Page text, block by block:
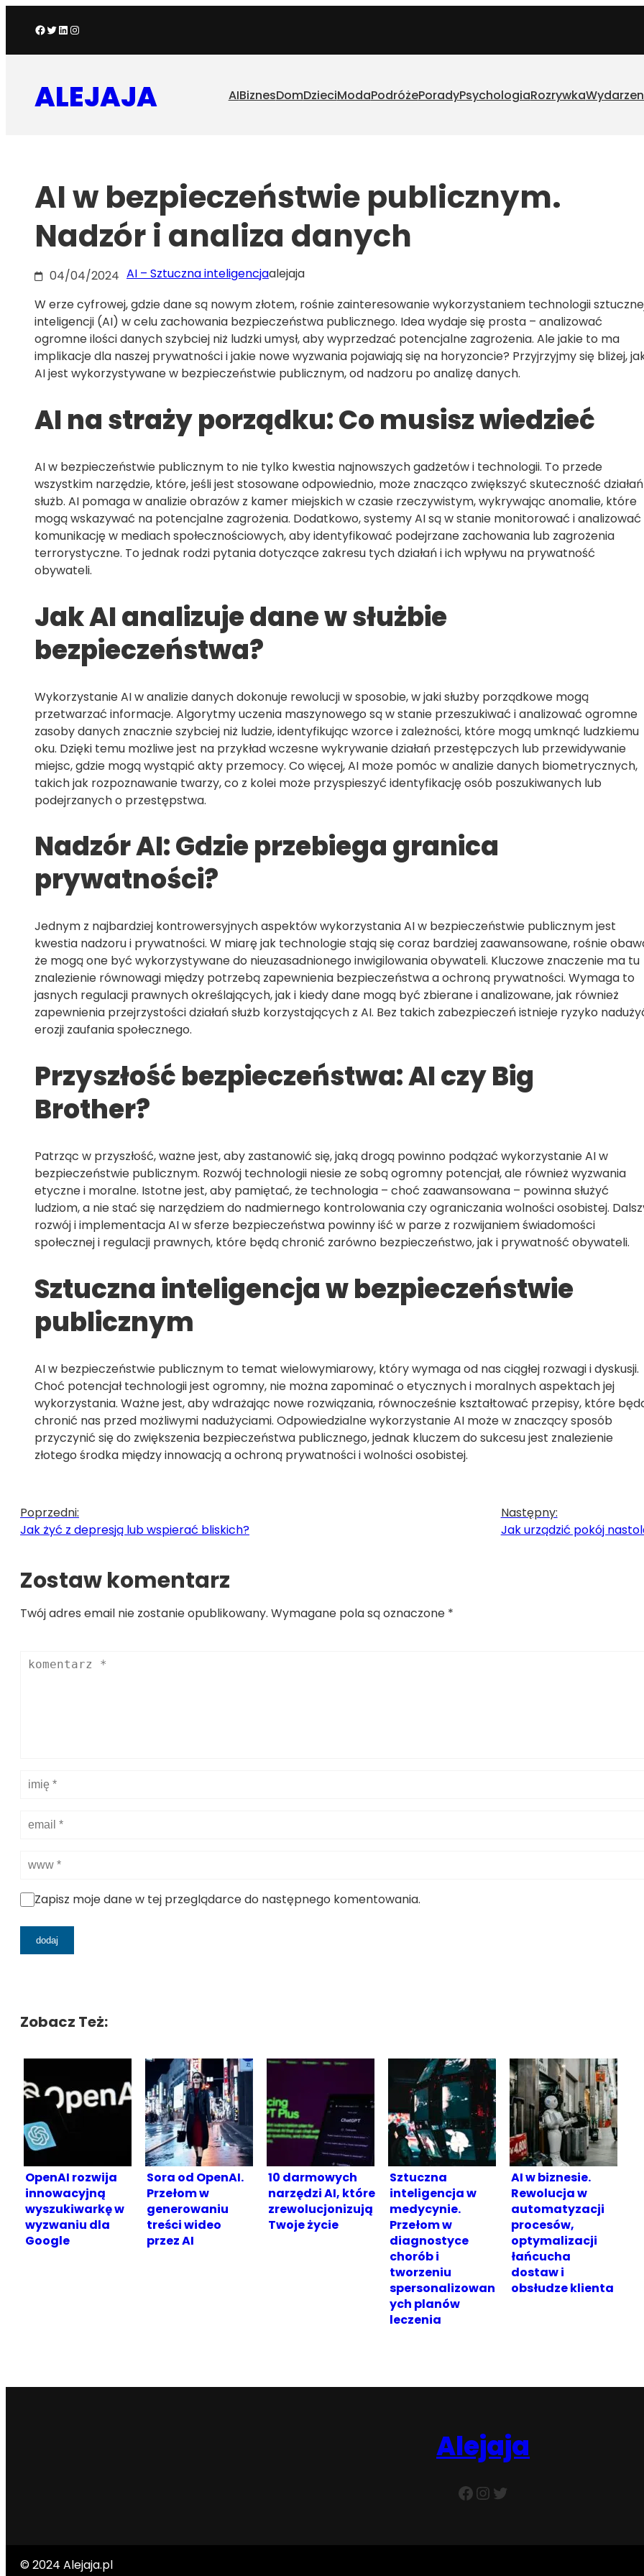
Facebook
Twitter
LinkedIn
Instagram
ALEJAJA AIBiznesDomDzieciModaPodróżePoradyPsychologiaRozrywka
AI w bezpieczeństwie publicznym.
Nadzór i analiza danych
04/04/2024 AI – Sztuczna inteligencjaalejaja
W erze cyfrowej, gdzie dane są nowym złotem, rośnie zainteresowanie wykorzystaniem technologii
inteligencji (AI) w celu zachowania bezpieczeństwa publicznego. Idea wydaje się prosta – analizować
ogromne ilości danych szybciej niż ludzki umysł, aby wyprzedzać potencjalne zagrożenia. Ale jakie to ma
implikacje dla naszej prywatności i jakie nowe wyzwania pojawiają się na horyzoncie? Przyjrzyjmy się bliżej,
AI jest wykorzystywane w bezpieczeństwie publicznym, od nadzoru po analizę danych.
AI na straży porządku: Co musisz wiedzieć
AI w bezpieczeństwie publicznym to nie tylko kwestia najnowszych gadżetów i technologii. To przede
wszystkim narzędzie, które, jeśli jest stosowane odpowiednio, może znacząco zwiększyć skuteczność działań
służb. AI pomaga w analizie obrazów z kamer miejskich w czasie rzeczywistym, wykrywając anomalie, które
mogą wskazywać na potencjalne zagrożenia. Dodatkowo, systemy AI są w stanie monitorować i analizować
komunikację w mediach społecznościowych, aby identyfikować podejrzane zachowania lub zagrożenia
terrorystyczne. To jednak rodzi pytania dotyczące zakresu tych działań i ich wpływu na prywatność
obywateli.
Jak AI analizuje dane w służbie
bezpieczeństwa?
Wykorzystanie AI w analizie danych dokonuje rewolucji w sposobie, w jaki służby porządkowe mogą
przetwarzać informacje. Algorytmy uczenia maszynowego są w stanie przeszukiwać i analizować ogromne
zasoby danych znacznie szybciej niż ludzie, identyfikując wzorce i zależności, które mogą umknąć ludzkiemu
oku. Dzięki temu możliwe jest na przykład wczesne wykrywanie działań przestępczych lub przewidywanie
miejsc, gdzie mogą wystąpić akty przemocy. Co więcej, AI może pomóc w analizie danych biometrycznych,
takich jak rozpoznawanie twarzy, co z kolei może przyspieszyć identyfikację osób poszukiwanych lub
podejrzanych o przestępstwa.
Nadzór AI: Gdzie przebiega granica
prywatności?
Jednym z najbardziej kontrowersyjnych aspektów wykorzystania AI w bezpieczeństwie publicznym jest
kwestia nadzoru i prywatności. W miarę jak technologie stają się coraz bardziej zaawansowane, rośnie
że mogą one być wykorzystywane do nieuzasadnionego inwigilowania obywateli. Kluczowe znaczenie ma tu
znalezienie równowagi między potrzebą zapewnienia bezpieczeństwa a ochroną prywatności. Wymaga to
jasnych regulacji prawnych określających, jak i kiedy dane mogą być zbierane i analizowane, jak również
zapewnienia przejrzystości działań służb korzystających z AI. Bez takich zabezpieczeń istnieje ryzyko
erozji zaufania społecznego.
Przyszłość bezpieczeństwa: AI czy Big
Brother?
Patrząc w przyszłość, ważne jest, aby zastanowić się, jaką drogą powinno podążać wykorzystanie AI w
bezpieczeństwie publicznym. Rozwój technologii niesie ze sobą ogromny potencjał, ale również wyzwania
etyczne i moralne. Istotne jest, aby pamiętać, że technologia – choć zaawansowana – powinna służyć
ludziom, a nie stać się narzędziem do nadmiernego kontrolowania czy ograniczania wolności osobistej.
rozwój i implementacja AI w sferze bezpieczeństwa powinny iść w parze z rozwijaniem świadomości
społecznej i regulacji prawnych, które będą chronić zarówno bezpieczeństwo, jak i prywatność obywateli.
Sztuczna inteligencja w bezpieczeństwie
publicznym
AI w bezpieczeństwie publicznym to temat wielowymiarowy, który wymaga od nas ciągłej rozwagi i dyskusji.
Choć potencjał technologii jest ogromny, nie można zapominać o etycznych i moralnych aspektach jej
wykorzystania. Ważne jest, aby wdrażając nowe rozwiązania, równocześnie kształtować przepisy, które
chronić nas przed możliwymi nadużyciami. Odpowiedzialne wykorzystanie AI może w znaczący sposób
przyczynić się do zwiększenia bezpieczeństwa publicznego, jednak kluczem do sukcesu jest znalezienie
złotego środka między innowacją a ochroną prywatności i wolności osobistej.
Poprzedni:
Jak żyć z depresją lub wspierać bliskich?
Następny:
Jak urządzić pokój
Zostaw komentarz
Twój adres email nie zostanie opublikowany. Wymagane pola są oznaczone *
Zapisz moje dane w tej przeglądarce do następnego komentowania.
Zobacz Też:
OpenAI rozwija
innowacyjną
wyszukiwarkę w
wyzwaniu dla
Google
Sora od OpenAI.
Przełom w
generowaniu
treści wideo
przez AI
10 darmowych
narzędzi AI, które
zrewolucjonizują
Twoje życie
Sztuczna
inteligencja w
medycynie.
Przełom w
diagnostyce
chorób i
tworzeniu
spersonalizowan
ych planów
leczenia
AI w biznesie.
Rewolucja w
automatyzacji
procesów,
optymalizacji
łańcucha
dostaw i
obsłudze klienta
Alejaja
Facebook InstagramTwitter
© 2024 Alejaja.pl